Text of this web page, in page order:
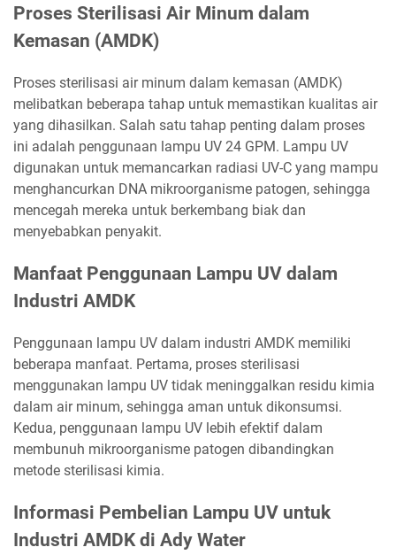
Proses Sterilisasi Air Minum dalam
Kemasan (AMDK)
Proses sterilisasi air minum dalam kemasan (AMDK)
melibatkan beberapa tahap untuk memastikan kualitas air
yang dihasilkan. Salah satu tahap penting dalam proses
ini adalah penggunaan lampu UV 24 GPM. Lampu UV
digunakan untuk memancarkan radiasi UV-C yang mampu
menghancurkan DNA mikroorganisme patogen, sehingga
mencegah mereka untuk berkembang biak dan
menyebabkan penyakit.
Manfaat Penggunaan Lampu UV dalam
Industri AMDK
Penggunaan lampu UV dalam industri AMDK memiliki
beberapa manfaat. Pertama, proses sterilisasi
menggunakan lampu UV tidak meninggalkan residu kimia
dalam air minum, sehingga aman untuk dikonsumsi.
Kedua, penggunaan lampu UV lebih efektif dalam
membunuh mikroorganisme patogen dibandingkan
metode sterilisasi kimia.
Informasi Pembelian Lampu UV untuk
Industri AMDK di Ady Water